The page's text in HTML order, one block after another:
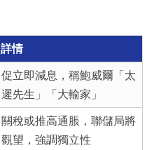
詳情
促立即減息，稱鮑威爾「太
遲先生」「大輸家」
關稅或推高通脹，聯儲局將
觀望，強調獨立性